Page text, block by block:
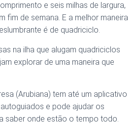
e seis milhas de largura,
fim de semana. E a melhor maneira
é de quadriciclo.
na ilha que alugam quadriciclos
explorar de uma maneira que
(Arubiana) tem até um aplicativo
e pode ajudar os
saber onde estão o tempo todo.